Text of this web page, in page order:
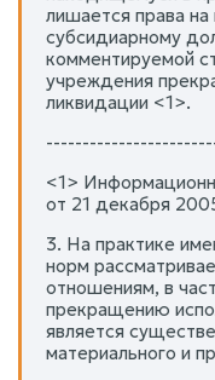
лишается права
субсидиарному
комментируемой
учреждения
ликвидации <1>.
<1>
от 21 декабря
3. На практике
норм
отношениям, в
прекращению
является
материального и